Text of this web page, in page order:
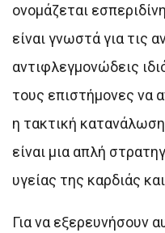
ονομάζεται
είναι γνωστά για τις
αντιφλεγμονώδεις
τους επιστήμονες να
η τακτική
είναι μια απλή
υγείας της καρδιάς
Για να εξερευνήσουν